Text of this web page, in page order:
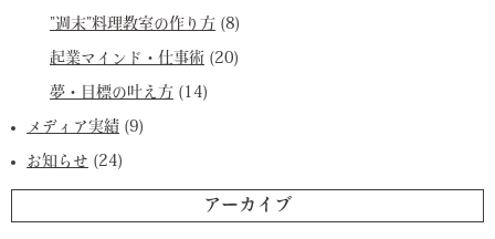
”週末”料理教室の作り方 (8)
起業マインド・仕事術 (20)
夢・目標の叶え方 (14)
メディア実績 (9)
お知らせ (24)
アーカイブ